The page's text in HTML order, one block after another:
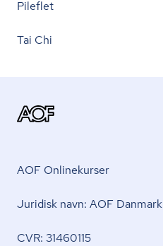
Pileflet
Tai Chi
AOF Onlinekurser
Juridisk navn: AOF Danmark
CVR: 31460115